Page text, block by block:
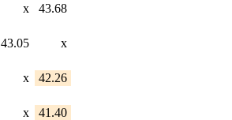
x 43.68
43.05 x
x 42.26
x 41.40